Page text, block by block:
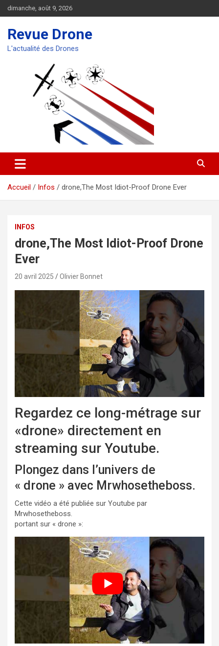
Aller
au
dimanche, août 9, 2026
Revue Drone
L'actualité des Drones
Accueil Infos drone,The Most Idiot-Proof Drone Ever
INFOS
drone,The Most Idiot-Proof Drone
Ever
20 avril 2025 Olivier Bonnet
Regardez ce long-métrage sur
«drone» directement en
streaming sur Youtube.
Plongez dans l’univers de
« drone » avec Mrwhosetheboss.
Cette vidéo a été publiée sur Youtube par
Mrwhosetheboss.
portant sur « drone »: